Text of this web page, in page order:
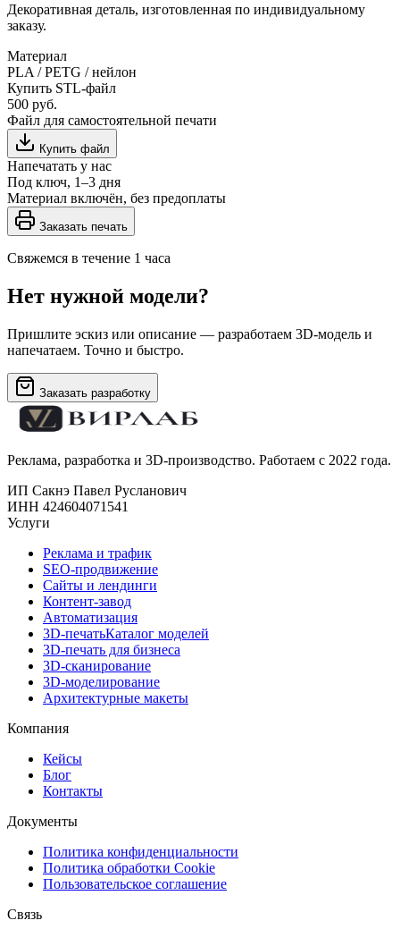
Декоративная деталь, изготовленная по индивидуальному
заказу.
Материал
PLA / PETG / нейлон
Купить STL-файл
500 руб.
Файл для самостоятельной печати
Купить файл
Напечатать у нас
Под ключ, 1–3 дня
Материал включён, без предоплаты
Заказать печать
Свяжемся в течение 1 часа
Нет нужной модели?
Пришлите эскиз или описание — разработаем 3D-модель и
напечатаем. Точно и быстро.
Заказать разработку
Реклама, разработка и 3D-производство. Работаем с 2022 года.
ИП Сакнэ Павел Русланович
ИНН 424604071541
Услуги
Реклама и трафик
SEO-продвижение
Сайты и лендинги
Контент-завод
Автоматизация
3D-печатьКаталог моделей
3D-печать для бизнеса
3D-сканирование
3D-моделирование
Архитектурные макеты
Компания
Кейсы
Блог
Контакты
Документы
Политика конфиденциальности
Политика обработки Cookie
Пользовательское соглашение
Связь